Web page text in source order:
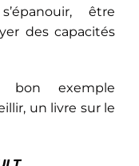
être
des capacités
bon exemple
, un livre sur le